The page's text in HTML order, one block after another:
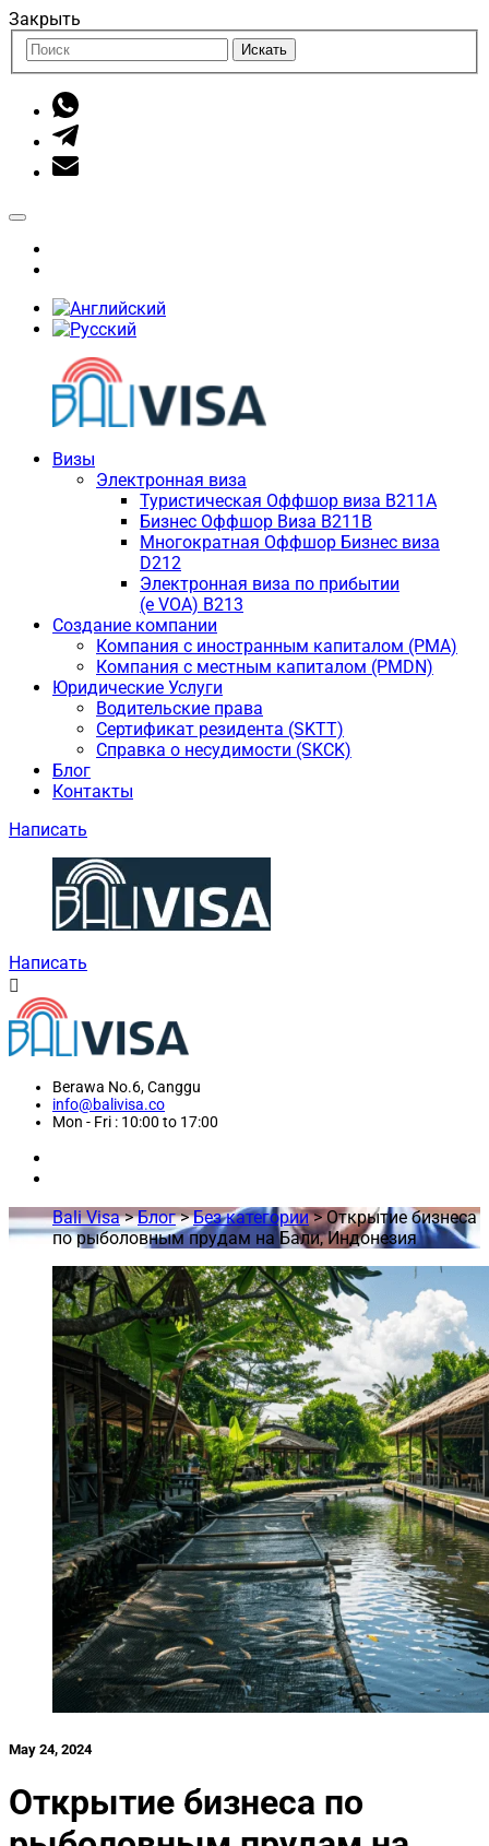
Закрыть
Искать
Визы
Электронная виза
Туристическая Оффшор виза B211A
Бизнес Оффшор Виза B211B
Многократная Оффшор Бизнес виза
D212
Электронная виза по прибытии
(e VOA) B213
Создание компании
Компания с иностранным капиталом (PMA)
Компания с местным капиталом (PMDN)
Юридические Услуги
Водительские права
Сертификат резидента (SKTT)
Справка о несудимости (SKCK)
Блог
Контакты
Написать
Написать
Berawa No.6, Canggu
info@balivisa.co
Mon - Fri : 10:00 to 17:00
Bali Visa>Блог>Без категории>Открытие бизнеса
по рыболовным прудам на Бали, Индонезия
May 24, 2024
Открытие бизнеса по